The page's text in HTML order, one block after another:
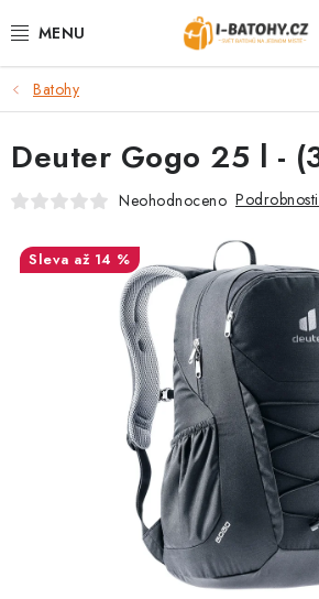
na
VÝPRODEJ %
BATOHY
TAŠKY, KABELKY
CESTOVNÍ ZAVAZADLA
DOPLŇKY A PŘÍSLUŠENSTVÍ
PODLE AKTIVITY
Batohy
Deuter Gogo 25 l -
Neohodnoceno
až 14 %